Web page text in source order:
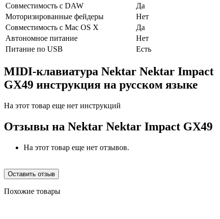
Совместимость с DAW
Да
Моторизированные фейдеры
Нет
Совместимость с Mac OS X
Да
Автономное питание
Нет
Питание по USB
Есть
MIDI-клавиатура Nektar Nektar Impact
GX49 инструкция на русском языке
На этот товар еще нет инструкций
Отзывы на Nektar Nektar Impact GX49
На этот товар еще нет отзывов.
Оставить отзыв
Похожие товары